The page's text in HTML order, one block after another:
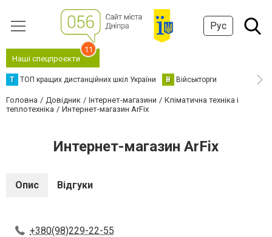
Рус
Наші спецпроєкти
11
Т ТОП кращих дистанційних шкіл України В Військторги
Головна Довідник Інтернет-магазини
Кліматична техніка і
теплотехніка
Интернет-магазин ArFix
Интернет-магазин ArFix
Опис Відгуки
+380(98)229-22-55